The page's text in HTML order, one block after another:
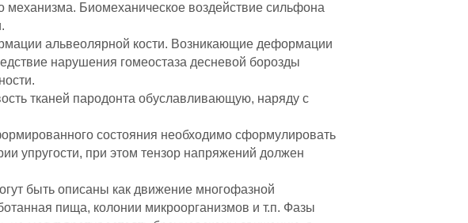
механизма. Биомеханическое воздействие сильфона
альвеолярной кости. Возникающие деформации
нарушения гомеостаза десневой борозды
тканей пародонта обуславливающую, наряду с
состояния необходимо сформулировать
упругости, при этом тензор напряжений должен
быть описаны как движение многофазной
пища, колонии микроорганизмов и т.п. Фазы